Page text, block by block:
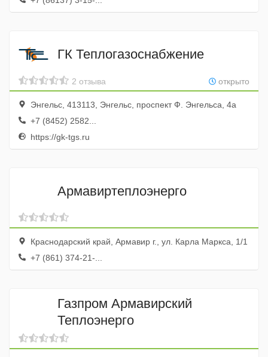
ГК Теплогазоснабжение
открыто
2 отзыва
Энгельс, 413113, Энгельс, проспект Ф. Энгельса, 4а
+7 (8452) 2582...
https://gk-tgs.ru
Армавиртеплоэнерго
Краснодарский край, Армавир г., ул. Карла Маркса, 1/1
+7 (861) 374-21-...
Газпром Армавирский
Теплоэнерго